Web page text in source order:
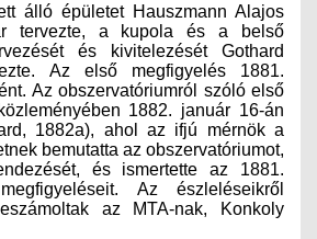
álló épületet Hauszmann Alajos
tervezte, a kupola és a belső
és kivitelezését Gothard
Az első megfigyelés 1881.
Az obszervatóriumról szóló első
1882. január 16-án
1882a), ahol az ifjú mérnök a
bemutatta az obszervatóriumot,
és ismertette az 1881.
Az észleléseikről
az MTA-nak, Konkoly